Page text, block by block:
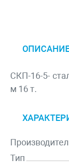
СКП-16-5-
м 16 т.
Тип